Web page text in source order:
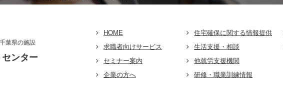
葉県の施設
ンター
HOME
求職者向けサービス
セミナー案内
企業の方へ
住宅確保に関する情報提供
生活支援・相談
他就労支援機関
研修・職業訓練情報